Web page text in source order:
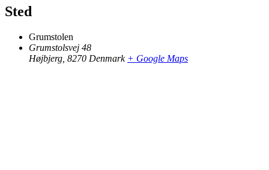
Sted
Grumstolen
Grumstolsvej 48
Højbjerg 8270 Denmark + Google Maps